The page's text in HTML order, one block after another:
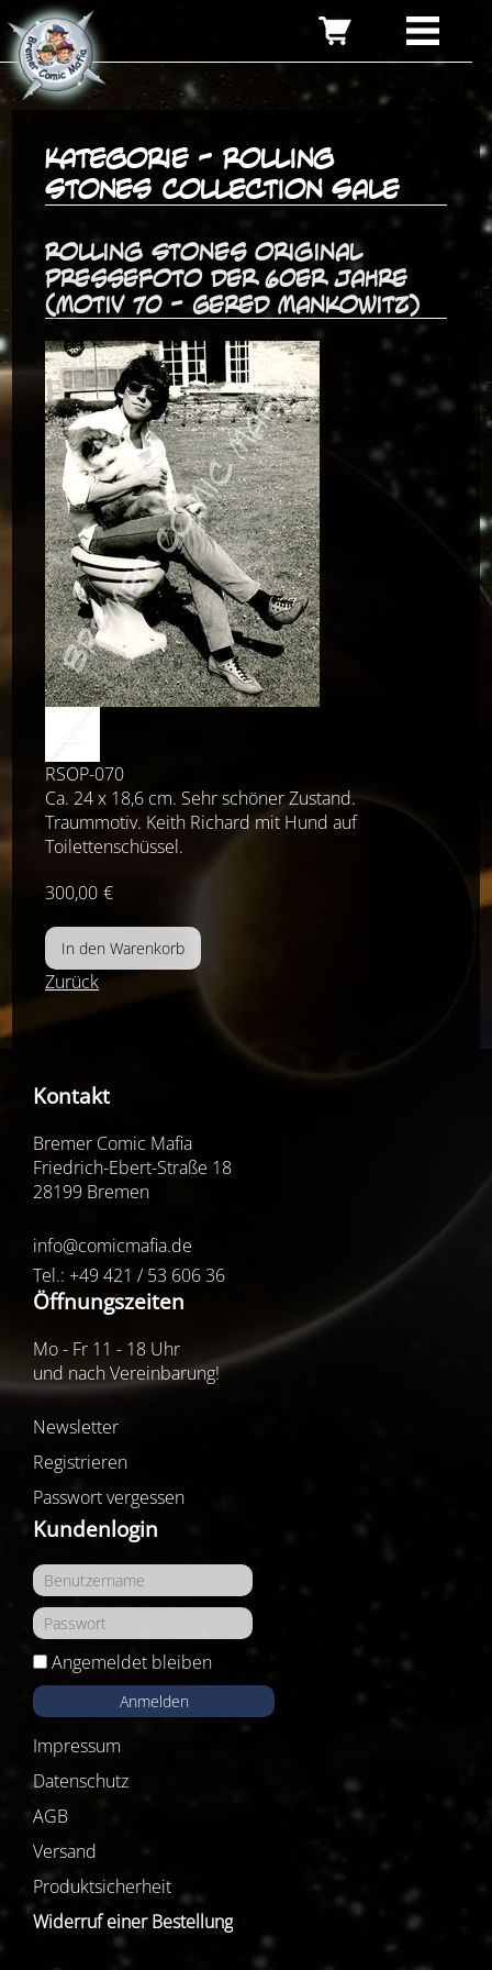
Kategorie - Rolling
Stones Collection Sale
Rolling Stones original
Pressefoto der 60er Jahre
(Motiv 70 - Gered Mankowitz)
RSOP-070
Ca. 24 x 18,6 cm. Sehr schöner Zustand.
Traummotiv. Keith Richard mit Hund auf
Toilettenschüssel.
300,00 €
Zurück
Kontakt
Bremer Comic Mafia
Friedrich-Ebert-Straße 18
28199 Bremen
info@comicmafia.de
Tel.: +49 421 / 53 606 36
Öffnungszeiten
Mo - Fr 11 - 18 Uhr
und nach Vereinbarung!
Newsletter
Registrieren
Passwort vergessen
Kundenlogin
Angemeldet bleiben
Anmelden
Impressum
Datenschutz
AGB
Versand
Produktsicherheit
Widerruf einer Bestellung